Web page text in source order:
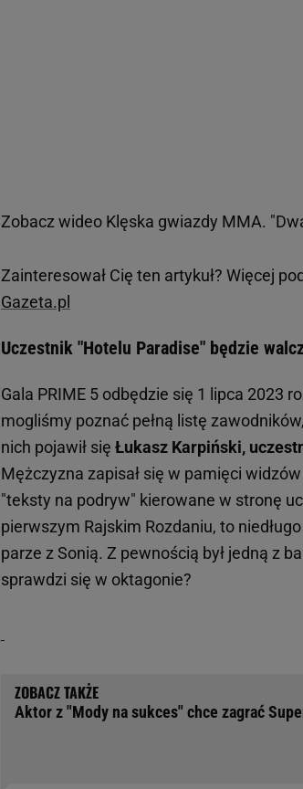
Zobacz wideo Klęska gwiazdy MMA.
Zainteresował Cię ten artykuł? Więcej
Gazeta.pl
Uczestnik "Hotelu Paradise" będzie
Gala PRIME 5 odbędzie się 1 lipca 2023
mogliśmy poznać pełną listę
nich pojawił się Łukasz Karpiński,
Mężczyzna zapisał się w pamięci
"teksty na podryw" kierowane w stronę
pierwszym Rajskim Rozdaniu, to
parze z Sonią. Z pewnością był jedną z
sprawdzi się w oktagonie?
Aktor z "Mody na sukces" chce zagrać